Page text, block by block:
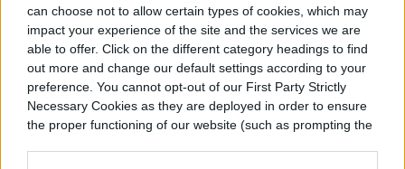
can choose not to allow certain types of cookies, which may
impact your experience of the site and the services we are
able to offer. Click on the different category headings to find
out more and change our default settings according to your
preference. You cannot opt-out of our First Party Strictly
Necessary Cookies as they are deployed in order to ensure
the proper functioning of our website (such as prompting the